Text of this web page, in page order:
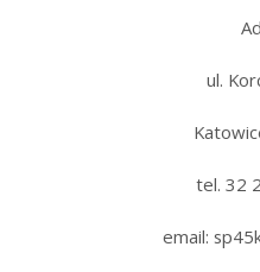
ul.
tel. 32
email: